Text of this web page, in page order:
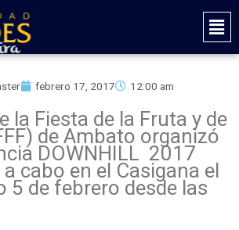
Main
febrero 17, 2017 12:00 am
la Fiesta de la Fruta y de
de Ambato organizó
DOWNHILL 2017
cabo en el Casigana el
5 de febrero desde las